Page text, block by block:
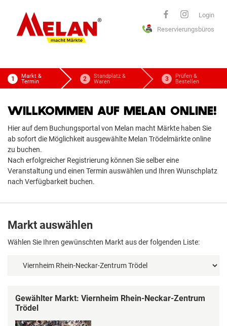
Login
Reservierungsbüros
Markt &
Termin
Standplatz &
Waren
Prüfen &
Bestellen
WILLKOMMEN AUF MELAN ONLINE!
Hier auf dem Buchungsportal von Melan macht Märkte haben Sie
ab sofort die Möglichkeit ausgewählte Melan Trödelmärkte online
zu buchen.
Nach erfolgreicher Registrierung können Sie selber eine
Veranstaltung und einen Termin auswählen und Ihren Wunschplatz
nach Verfügbarkeit buchen.
Markt auswählen
Wählen Sie Ihren gewünschten Markt aus der folgenden Liste:
Gewählter Markt: Viernheim Rhein-Neckar-Zentrum
Trödel